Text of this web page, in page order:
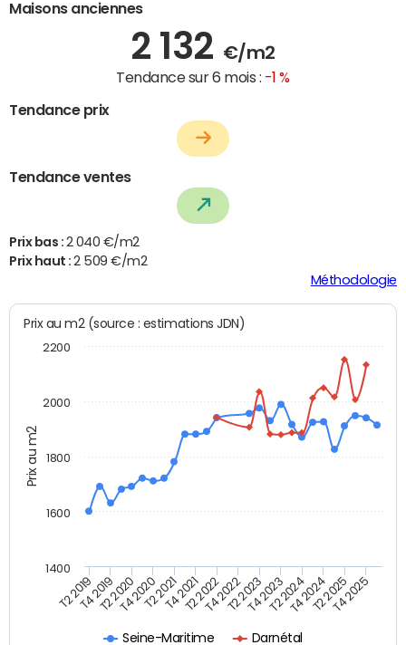
Maisons anciennes
2 132 €/m2
Tendance sur 6 mois : -1 %
Tendance prix
Tendance ventes
Prix bas : 2 040 €/m2
Prix haut :2 509 €/m2
Méthodologie
Prix au m2
Prix au m2 (source : estimations JDN)
Seine-Maritime Darnétal
T2 2019T4 2019T2 2020T4 2020T2 2021T4 2021T2 2022T4 2022T2 2023T4 2023T2 2024T4 2024T2 2025T4 2025
1400
1600
1800
2000
2200